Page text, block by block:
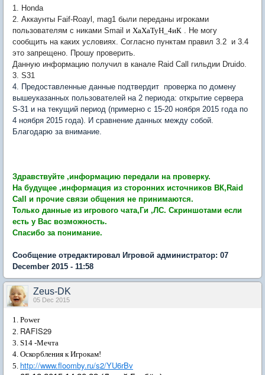
1. Honda
2. Аккаунты Faif-Roayl, mag1 были переданы игроками
пользователям с никами Smail и ХаХаТуН_4иК . Не могу
сообщить на каких условиях. Согласно пунктам правил 3.2 и 3.4
это запрещено. Прошу проверить.
Данную информацию получил в канале Raid Call гильдии Druido.
3. S31
4. Предоставленные данные подтвердит проверка по домену
вышеуказанных пользователей на 2 периода: открытие сервера
S-31 и на текущий период (примерно с 15-20 ноября 2015 года по
4 ноября 2015 года). И сравнение данных между собой.
Благодарю за внимание.
Здравствуйте ,информацию передали на проверку.
На будущее ,информация из сторонних источников ВК,Raid
Call и прочие связи общения не принимаются.
Только данные из игрового чата,Ги ,ЛС. Скриншотами если
есть у Вас возможность.
Спасибо за понимание.
Сообщение отредактировал Игровой администратор: 07
December 2015 - 11:58
Zeus-DK
05 Dec 2015
1. Power
2. RAFIS29
3. S14 -Мечта
4. Оскорбления к Игрокам!
5. http://www.floomby.ru/s2/YU6rBv